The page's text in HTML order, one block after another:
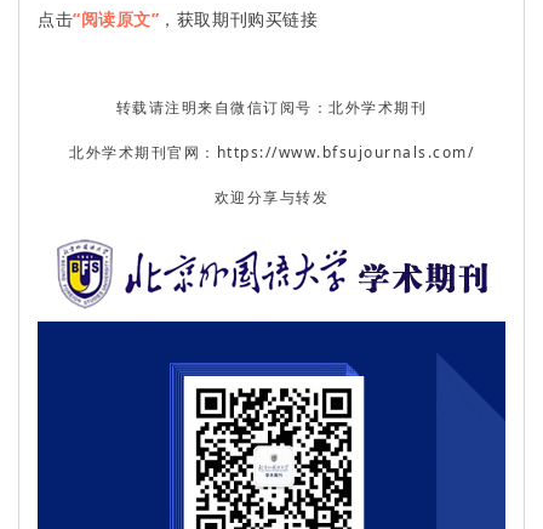
点击“阅读原文” ，获取期刊购买链接
转载请注明来自微信订阅号：北外学术期刊
北外学术期刊官网：https://www.bfsujournals.com/
欢迎分享与转发